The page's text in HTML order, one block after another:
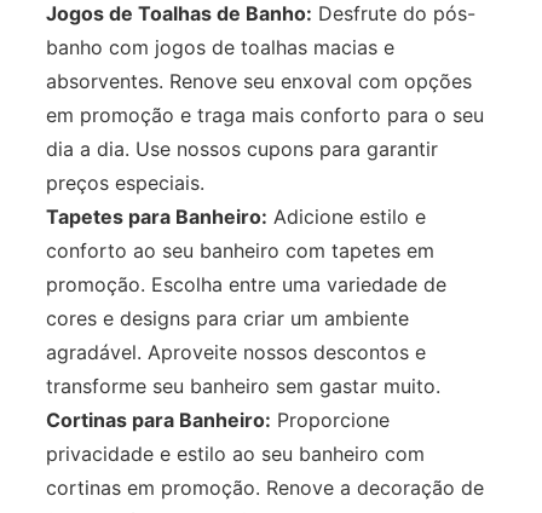
Jogos de Toalhas de Banho: Desfrute do pós-
banho com jogos de toalhas macias e
absorventes. Renove seu enxoval com opções
em promoção e traga mais conforto para o seu
dia a dia. Use nossos cupons para garantir
preços especiais.
Tapetes para Banheiro: Adicione estilo e
conforto ao seu banheiro com tapetes em
promoção. Escolha entre uma variedade de
cores e designs para criar um ambiente
agradável. Aproveite nossos descontos e
transforme seu banheiro sem gastar muito.
Cortinas para Banheiro: Proporcione
privacidade e estilo ao seu banheiro com
cortinas em promoção. Renove a decoração de